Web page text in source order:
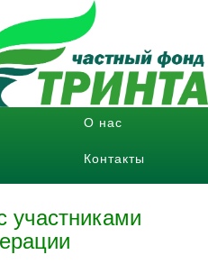
- пятница с
до 18.00
Публичные отчеты
О нас
Контакты
участниками